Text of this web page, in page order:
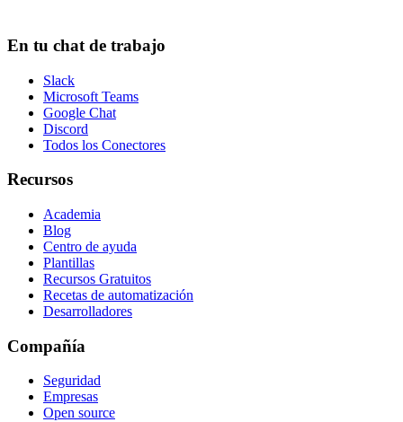
En tu chat de trabajo
Slack
Microsoft Teams
Google Chat
Discord
Todos los Conectores
Recursos
Academia
Blog
Centro de ayuda
Plantillas
Recursos Gratuitos
Recetas de automatización
Desarrolladores
Compañía
Seguridad
Empresas
Open source